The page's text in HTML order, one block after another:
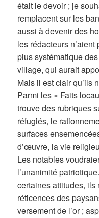
était le devoir ; je
remplacent sur les
aussi à devenir des
les rédacteurs
plus systématique
village, qui aurait
Mais il est clair qu’ils
Parmi les « Faits
trouve des rubriques
réfugiés, le
surfaces
d’œuvre, la vie
Les notables
l’unanimité
certaines attitudes, ils
réticences des
versement de l’or ;